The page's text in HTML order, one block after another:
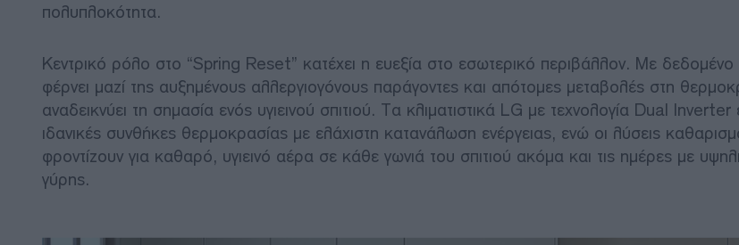
πολυπλοκότητα.
Κεντρικό ρόλο στο “Spring Reset” κατέχει η ευεξία στο εσωτερικό περιβάλλον. Με δεδομένο
φέρνει μαζί της αυξημένους αλλεργιογόνους παράγοντες και απότομες μεταβολές στη
αναδεικνύει τη σημασία ενός υγιεινού σπιτιού. Τα κλιματιστικά LG με τεχνολογία Dual
ιδανικές συνθήκες θερμοκρασίας με ελάχιστη κατανάλωση ενέργειας, ενώ οι λύσεις
φροντίζουν για καθαρό, υγιεινό αέρα σε κάθε γωνιά του σπιτιού ακόμα και τις ημέρες με
γύρης.